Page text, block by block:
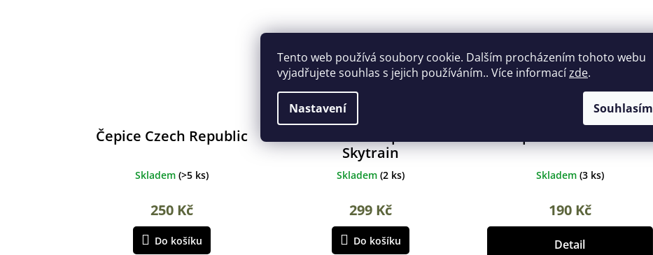
Tento web používá soubory cookie. Dalším procházením tohoto webu
vyjadřujete souhlas s jejich používáním.. Více informacízde.
Nastavení Souhlasím
Čepice Czech Republic
Skladem (>5 ks)
250 Kč
Do košíku
Skytrain
Skladem(2 ks)
299 Kč
Do košíku
Skladem (3 ks)
190 Kč
Detail